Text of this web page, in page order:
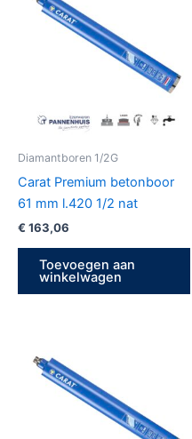
Diamantboren 1/2G
Carat Premium betonboor
61 mm l.420 1/2 nat
€ 163,06
Toevoegen aan
winkelwagen